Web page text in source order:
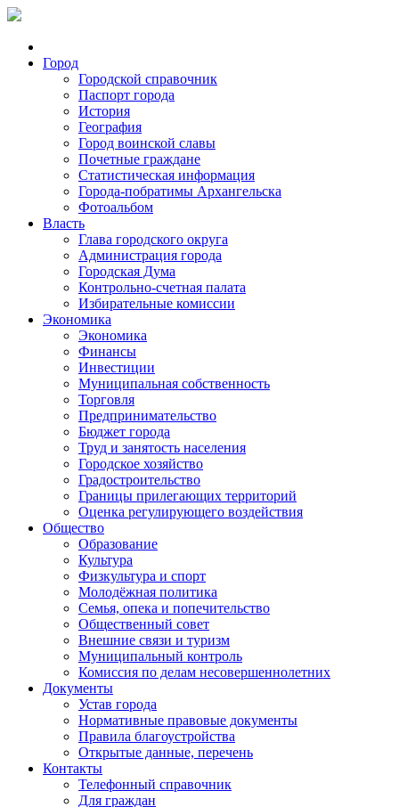
Город
Городской справочник
Паспорт города
История
География
Город воинской славы
Почетные граждане
Статистическая информация
Города-побратимы Архангельска
Фотоальбом
Власть
Глава городского округа
Администрация города
Городская Дума
Контрольно-счетная палата
Избирательные комиссии
Экономика
Экономика
Финансы
Инвестиции
Муниципальная собственность
Торговля
Предпринимательство
Бюджет города
Труд и занятость населения
Городское хозяйство
Градостроительство
Границы прилегающих территорий
Оценка регулирующего воздействия
Общество
Образование
Культура
Физкультура и спорт
Молодёжная политика
Семья, опека и попечительство
Общественный совет
Внешние связи и туризм
Муниципальный контроль
Комиссия по делам несовершеннолетних
Документы
Устав города
Нормативные правовые документы
Правила благоустройства
Открытые данные, перечень
Контакты
Телефонный справочник
Для граждан